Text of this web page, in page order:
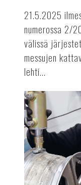
21.5.2025
numerossa 2/
välissä
messujen
lehti...
Vuoden
2025
ensimmäinen
Suomen
Autolehti
on
myös
Autokorjaamo